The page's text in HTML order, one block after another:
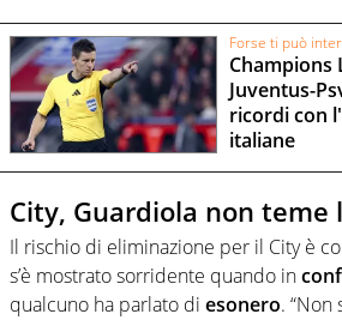
Forse ti può
Champions
Juventus-
ricordi con
italiane
City, Guardiola non teme
Il rischio di eliminazione per il City è
s’è mostrato sorridente quando in
qualcuno ha parlato di esonero. “Non